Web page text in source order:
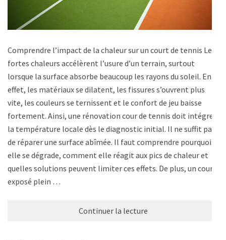
Comprendre l’impact de la chaleur sur un court de tennis Les
fortes chaleurs accélèrent l’usure d’un terrain, surtout
lorsque la surface absorbe beaucoup les rayons du soleil. En
effet, les matériaux se dilatent, les fissures s’ouvrent plus
vite, les couleurs se ternissent et le confort de jeu baisse
fortement. Ainsi, une rénovation cour de tennis doit intégrer
la température locale dès le diagnostic initial. Il ne suffit pas
de réparer une surface abîmée. Il faut comprendre pourquoi
elle se dégrade, comment elle réagit aux pics de chaleur et
quelles solutions peuvent limiter ces effets. De plus, un court
exposé plein …
Continuer la lecture